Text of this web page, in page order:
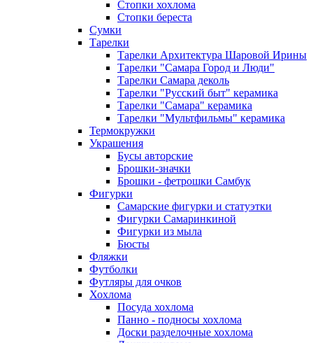
Стопки хохлома
Стопки береста
Сумки
Тарелки
Тарелки Архитектура Шаровой Ирины
Тарелки "Самара Город и Люди"
Тарелки Самара деколь
Тарелки "Русский быт" керамика
Тарелки "Самара" керамика
Тарелки "Мультфильмы" керамика
Термокружки
Украшения
Бусы авторские
Брошки-значки
Брошки - фетрошки Самбук
Фигурки
Самарские фигурки и статуэтки
Фигурки Самаринкиной
Фигурки из мыла
Бюсты
Фляжки
Футболки
Футляры для очков
Хохлома
Посуда хохлома
Панно - подносы хохлома
Доски разделочные хохлома